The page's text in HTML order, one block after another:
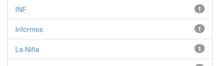
1
INF
1
Informes
1
La Niña